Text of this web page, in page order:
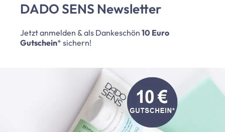
DADO SENS Newsletter
Jetzt anmelden & als Dankeschön 10 Euro
Gutschein* sichern!